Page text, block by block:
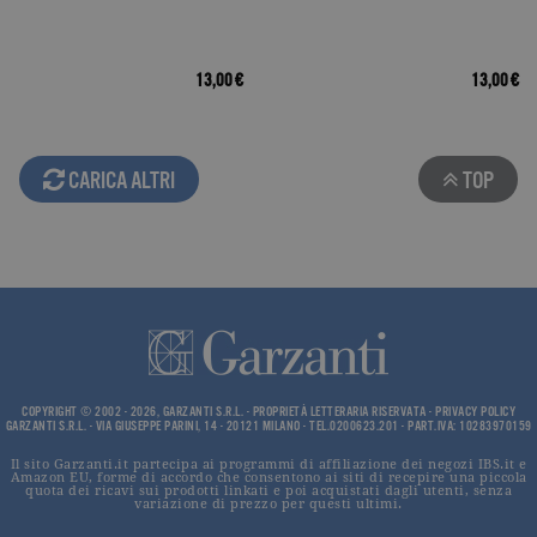
13,00 € 13,00 €
CARICA ALTRI TOP
COPYRIGHT © 2002 - 2026, GARZANTI S.R.L. - PROPRIETÀ LETTERARIA RISERVATA - PRIVACY POLICY
GARZANTI S.R.L. - VIA GIUSEPPE PARINI, 14 - 20121 MILANO - TEL.0200623.201 - PART.IVA: 10283970159
Il sito Garzanti.it partecipa ai programmi di affiliazione dei negozi IBS.it e
Amazon EU, forme di accordo che consentono ai siti di recepire una piccola
quota dei ricavi sui prodotti linkati e poi acquistati dagli utenti, senza
variazione di prezzo per questi ultimi.
impostato
Google
Analytics,
l'elemento
univoco
utilizzato
limitare la
registrati da
Google su
Web ad